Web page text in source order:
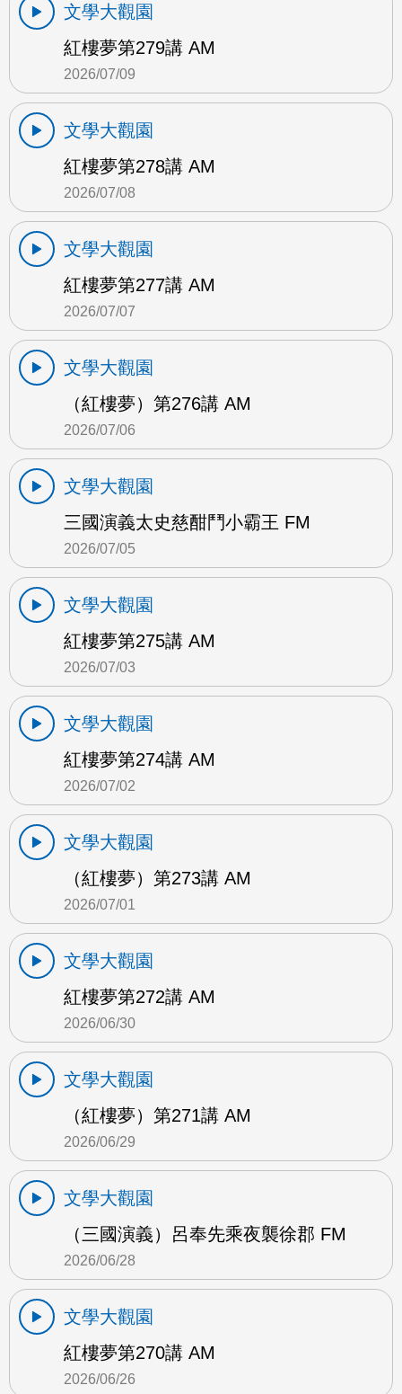
文學大觀園
紅樓夢第279講 AM
2026/07/09
文學大觀園
紅樓夢第278講 AM
2026/07/08
文學大觀園
紅樓夢第277講 AM
2026/07/07
文學大觀園
（紅樓夢）第276講 AM
2026/07/06
文學大觀園
三國演義太史慈酣鬥小霸王 FM
2026/07/05
文學大觀園
紅樓夢第275講 AM
2026/07/03
文學大觀園
紅樓夢第274講 AM
2026/07/02
文學大觀園
（紅樓夢）第273講 AM
2026/07/01
文學大觀園
紅樓夢第272講 AM
2026/06/30
文學大觀園
（紅樓夢）第271講 AM
2026/06/29
文學大觀園
（三國演義）呂奉先乘夜襲徐郡 FM
2026/06/28
文學大觀園
紅樓夢第270講 AM
2026/06/26